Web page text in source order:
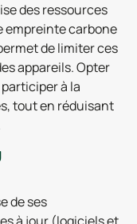
des ressources
empreinte carbone
de limiter ces
appareils. Opter
à la
tout en réduisant
de ses